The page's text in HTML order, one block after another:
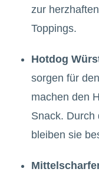
zur
Toppings.
Hotdog
sorgen für
machen den
Snack. Durch
bleiben sie